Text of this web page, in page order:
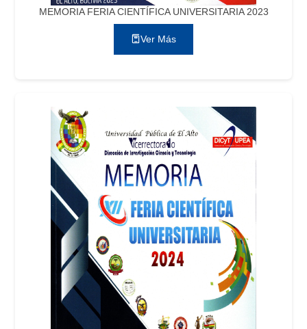
MEMORIA FERIA CIENTÍFICA UNIVERSITARIA 2023
Ver Más